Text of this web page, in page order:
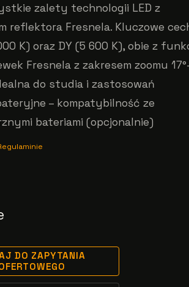
zalety technologii LED z
reflektora Fresnela. Kluczowe
K) oraz DY (5 600 K), obie z
Fresnela z zakresem zoomu
do studia i zastosowań
– kompatybilność ze
bateriami (opcjonalnie)
DO ZAPYTANIA